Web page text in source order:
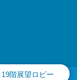
19階展望ロビー